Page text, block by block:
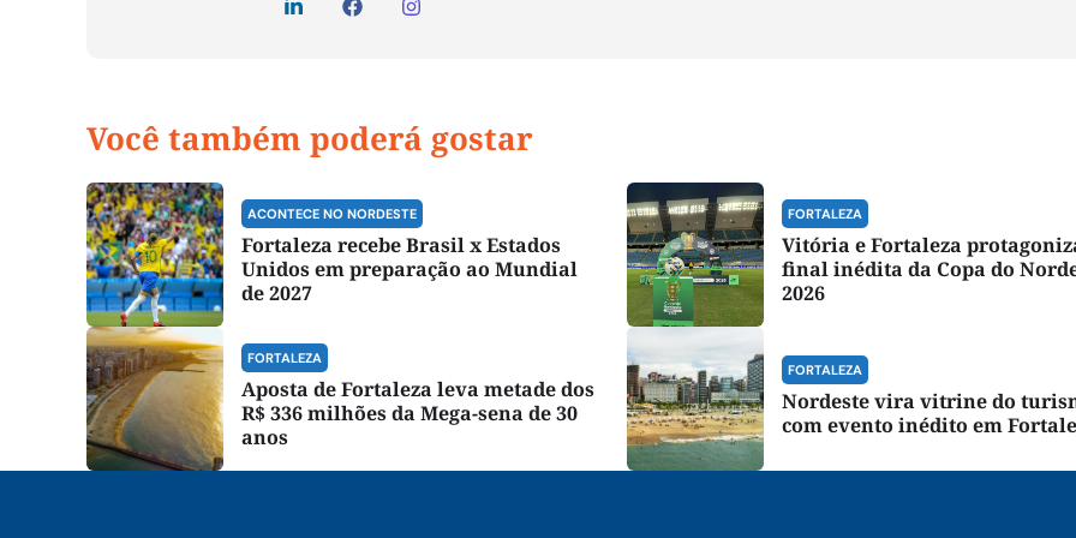
Você também poderá gostar
ACONTECE NO NORDESTE
Fortaleza recebe Brasil x Estados
Unidos em preparação ao Mundial
de 2027
FORTALEZA
Vitória e Fortaleza
final inédita da Copa do
2026
FORTALEZA
Aposta de Fortaleza leva metade dos
R$ 336 milhões da Mega-sena de 30
anos
FORTALEZA
Nordeste vira vitrine do
com evento inédito em